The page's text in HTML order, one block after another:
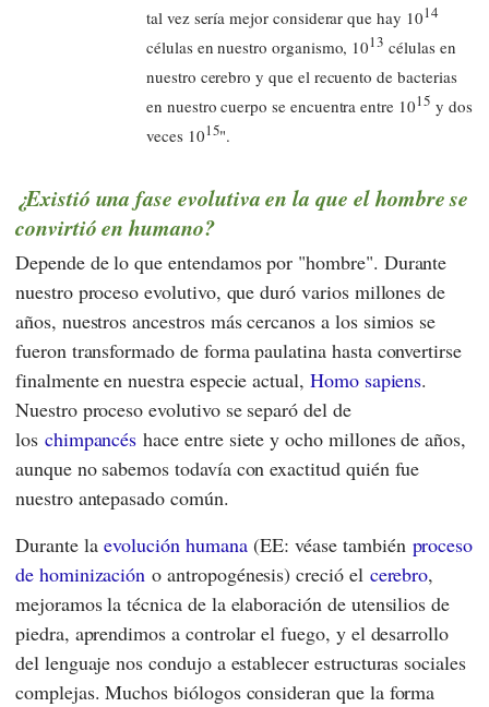
tal vez sería mejor considerar que hay 1014
células en nuestro organismo, 1013 células en
nuestro cerebro y que el recuento de bacterias
en nuestro cuerpo se encuentra entre 1015 y dos
veces 1015".
¿Existió una fase evolutiva en la que el hombre se
convirtió en humano?
Depende de lo que entendamos por "hombre". Durante
nuestro proceso evolutivo, que duró varios millones de
años, nuestros ancestros más cercanos a los simios se
fueron transformado de forma paulatina hasta convertirse
finalmente en nuestra especie actual, Homo sapiens.
Nuestro proceso evolutivo se separó del de
los chimpancés hace entre siete y ocho millones de años,
aunque no sabemos todavía con exactitud quién fue
nuestro antepasado común.
Durante laevolución humana(EE: véase también proceso
de hominización o antropogénesis) creció el cerebro,
mejoramos la técnica de la elaboración de utensilios de
piedra, aprendimos a controlar el fuego, y el desarrollo
del lenguaje nos condujo a establecer estructuras sociales
complejas. Muchos biólogos consideran que la forma